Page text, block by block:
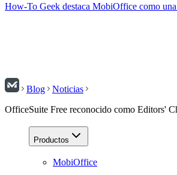
How-To Geek destaca MobiOffice como
Blog
Noticias
OfficeSuite Free reconocido como Editors'
Productos
MobiOffice